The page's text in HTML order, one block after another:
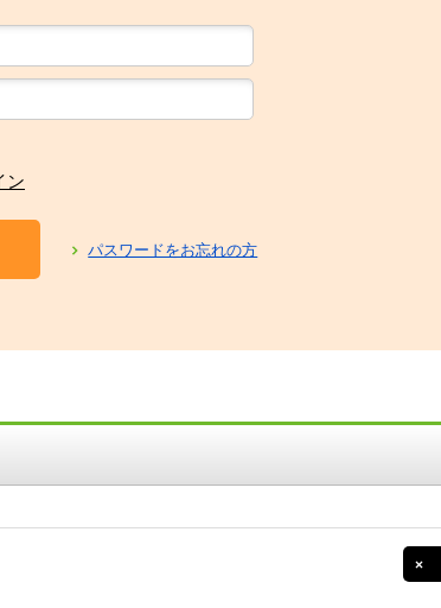
ン
パスワードをお忘れの方